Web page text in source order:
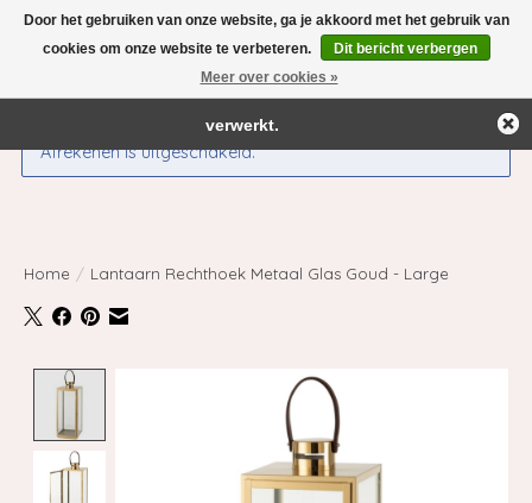
Verlanglijst
Afrekenen is uitgeschakeld.
Home / Lantaarn Rechthoek Metaal Glas Goud - Large
Product image slideshow Items
Door het gebruiken van onze website, ga je akkoord met het gebruik van
cookies om onze website te verbeteren.
Dit bericht verbergen
Meer over cookies »
← Keer terug naar de backofficeDeze winkel is in aanbouw.
Eventueel geplaatste orders zullen niet worden gehonoreerd of
verwerkt.